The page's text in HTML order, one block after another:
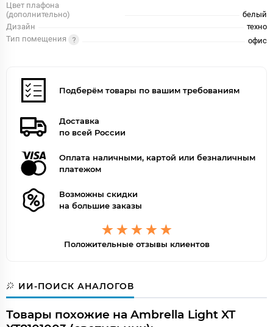
Цвет плафона
(дополнительно)
белый
Дизайн
техно
Тип помещения
офис
Подберём товары по вашим требованиям
Доставка
по всей России
Оплата наличными, картой или безналичным
платежом
Возможны скидки
на большие заказы
Положительные отзывы клиентов
ИИ-ПОИСК АНАЛОГОВ
Товары похожие на Ambrella Light XT